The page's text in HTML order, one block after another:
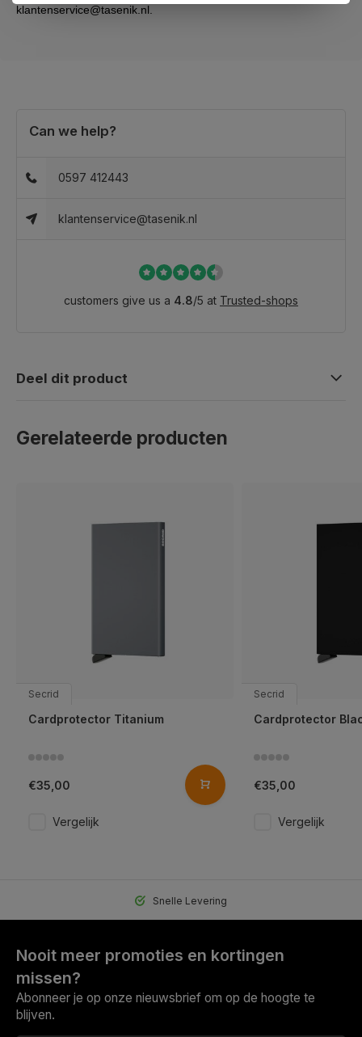
klantenservice@tasenik.nl
Can we help?
0597 412443
klantenservice@tasenik.nl
customers give us a 4.8/5 at Trusted-shops
Deel dit product
Gerelateerde producten
Secrid
Cardprotector Titanium
€35,00
Vergelijk
Secrid
Cardprotector
€35,00
Vergelijk
Snelle Levering
Nooit meer promoties en kortingen
missen?
Abonneer je op onze nieuwsbrief om op de hoogte te
blijven.